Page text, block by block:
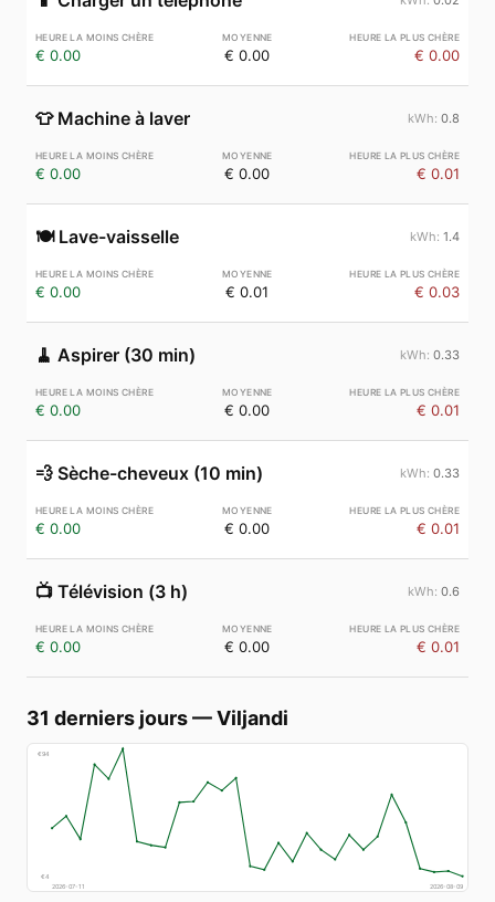
€ 0.00 € 0.00 € 0.00
👕 Machine à laver 0.8
€ 0.00 € 0.00 € 0.01
🍽️ Lave-vaisselle 1.4
€ 0.00 € 0.01 € 0.03
🧹 Aspirer (30 min) 0.33
€ 0.00 € 0.00 € 0.01
💨 Sèche-cheveux (10 min) 0.33
€ 0.00 € 0.00 € 0.01
📺 Télévision (3 h) 0.6
€ 0.00 € 0.00 € 0.01
31 derniers jours—Viljandi
€94
€4
2026-07-11
2026-08-09